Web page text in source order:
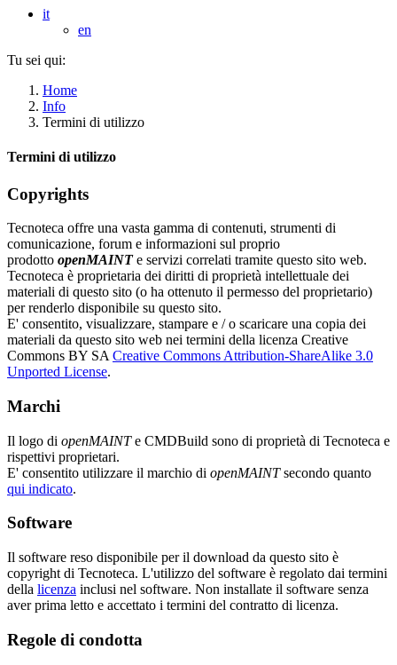
it
en
Tu sei qui:
Home
Info
Termini di utilizzo
Termini di utilizzo
Copyrights
Tecnoteca offre una vasta gamma di contenuti, strumenti di
comunicazione, forum e informazioni sul proprio
prodotto openMAINTe servizi correlati tramite questo sito web.
Tecnoteca è proprietaria dei diritti di proprietà intellettuale dei
materiali di questo sito (o ha ottenuto il permesso del proprietario)
per renderlo disponibile su questo sito.
E' consentito, visualizzare, stampare e / o scaricare una copia dei
materiali da questo sito web nei termini della licenza Creative
Commons BY SA Creative Commons Attribution-ShareAlike 3.0
Unported License.
Marchi
Il logo di openMAINTe CMDBuild sono di proprietà di Tecnoteca e
rispettivi proprietari.
E' consentito utilizzare il marchio di openMAINTsecondo quanto
qui indicato.
Software
Il software reso disponibile per il download da questo sito è
copyright di Tecnoteca. L'utilizzo del software è regolato dai termini
della licenza inclusi nel software. Non installate il software senza
aver prima letto e accettato i termini del contratto di licenza.
Regole di condotta